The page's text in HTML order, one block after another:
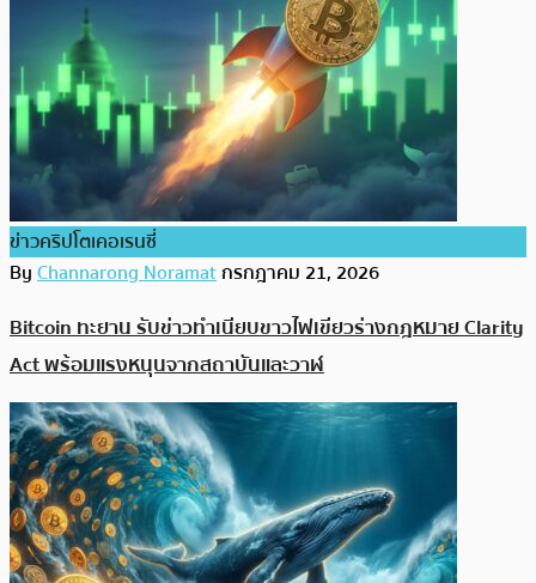
ข่าวคริปโตเคอเรนซี่
ByChannarong Noramatกรกฎาคม 21, 2026
Bitcoin ทะยาน รับข่าวทำเนียบขาวไฟเขียวร่างกฎหมาย Clarity
Act พร้อมแรงหนุนจากสถาบันและวาฬ